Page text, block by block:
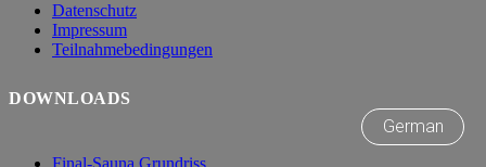
Datenschutz
Impressum
Teilnahmebedingungen
DOWNLOADS
Final-Sauna Grundriss
German